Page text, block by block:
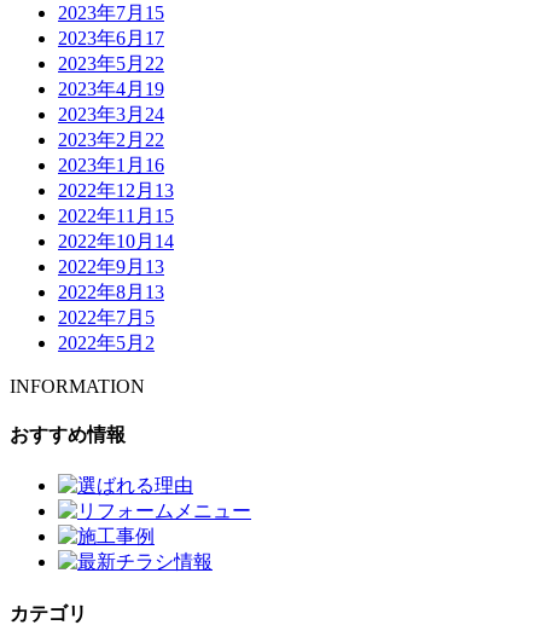
2023年7月 15
2023年6月 17
2023年5月 22
2023年4月 19
2023年3月 24
2023年2月 22
2023年1月 16
2022年12月 13
2022年11月 15
2022年10月 14
2022年9月 13
2022年8月 13
2022年7月 5
2022年5月 2
INFORMATION
おすすめ情報
カテゴリ